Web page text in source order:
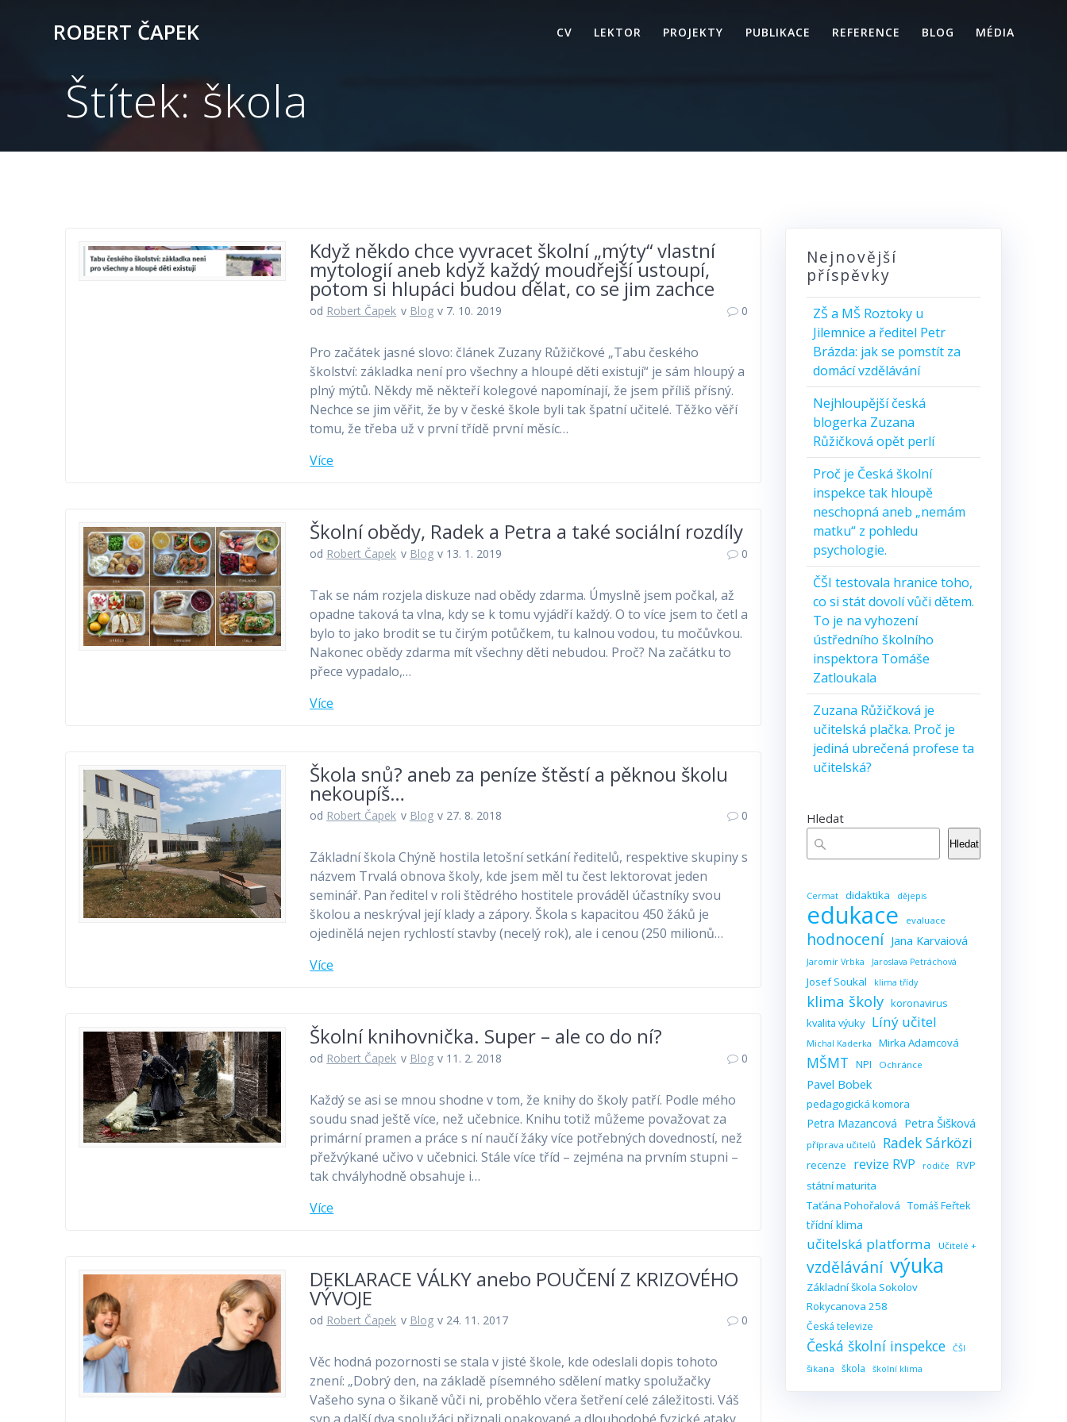
ROBERT ČAPEK CV LEKTOR PROJEKTY PUBLIKACE REFERENCE BLOG MÉDIA
Štítek: škola
Když někdo chce vyvracet školní „mýty“ vlastní
mytologií aneb když každý moudřejší ustoupí,
potom si hlupáci budou dělat, co se jim zachce
od Robert Čapek v Blog v 7. 10. 2019 0
Pro začátek jasné slovo: článek Zuzany Růžičkové „Tabu českého
školství: základka není pro všechny a hloupé děti existují“ je sám hloupý a
plný mýtů. Někdy mě někteří kolegové napomínají, že jsem příliš přísný.
Nechce se jim věřit, že by v české škole byli tak špatní učitelé. Těžko věří
tomu, že třeba už v první třídě první měsíc…
Více
Školní obědy, Radek a Petra a také sociální rozdíly
od Robert Čapek v Blog v 13. 1. 2019 0
Tak se nám rozjela diskuze nad obědy zdarma. Úmyslně jsem počkal, až
opadne taková ta vlna, kdy se k tomu vyjádří každý. O to více jsem to četl a
bylo to jako brodit se tu čirým potůčkem, tu kalnou vodou, tu močůvkou.
Nakonec obědy zdarma mít všechny děti nebudou. Proč? Na začátku to
přece vypadalo,…
Více
Škola snů? aneb za peníze štěstí a pěknou školu
nekoupíš…
od Robert Čapek v Blog v 27. 8. 2018 0
Základní škola Chýně hostila letošní setkání ředitelů, respektive skupiny s
názvem Trvalá obnova školy, kde jsem měl tu čest lektorovat jeden
seminář. Pan ředitel v roli štědrého hostitele prováděl účastníky svou
školou a neskrýval její klady a zápory. Škola s kapacitou 450 žáků je
ojedinělá nejen rychlostí stavby (necelý rok), ale i cenou (250 milionů…
Více
Školní knihovnička. Super – ale co do ní?
od Robert Čapek v Blog v 11. 2. 2018 0
Každý se asi se mnou shodne v tom, že knihy do školy patří. Podle mého
soudu snad ještě více, než učebnice. Knihu totiž můžeme považovat za
primární pramen a práce s ní naučí žáky více potřebných dovedností, než
přežvýkané učivo v učebnici. Stále více tříd – zejména na prvním stupni –
tak chvályhodně obsahuje i…
Více
DEKLARACE VÁLKY anebo POUČENÍ Z KRIZOVÉHO
VÝVOJE
od Robert Čapek v Blog v 24. 11. 2017 0
Věc hodná pozornosti se stala v jisté škole, kde odeslali dopis tohoto
znení: „Dobrý den, na základě písemného sdělení matky spolužačky
Vašeho syna o šikaně vůči ni, proběhlo včera šetření celé záležitosti. Váš
Nejnovější
příspěvky
ZŠ a MŠ Roztoky u
Jilemnice a ředitel Petr
Brázda: jak se pomstít za
domácí vzdělávání
Nejhloupější česká
blogerka Zuzana
Růžičková opět perlí
Proč je Česká školní
inspekce tak hloupě
neschopná aneb „nemám
matku“ z pohledu
psychologie.
ČŠI testovala hranice toho,
co si stát dovolí vůči dětem.
To je na vyhození
ústředního školního
inspektora Tomáše
Zatloukala
Zuzana Růžičková je
učitelská plačka. Proč je
jediná ubrečená profese ta
učitelská?
Hledat
Hledat
Cermat didaktika dějepis
edukace evaluace
hodnocení Jana Karvaiová
Jaromír Vrbka Jaroslava Petráchová
Josef Soukal klima třídy
klima školy koronavirus
kvalita výuky Líný učitel
Michal Kaderka Mirka Adamcová
MŠMT NPI Ochránce
Pavel Bobek
pedagogická komora
Petra Mazancová Petra Šišková
příprava učitelů Radek Sárközi
recenze revize RVP rodiče
RVP
státní maturita
Taťána Pohořalová Tomáš Feřtek
třídní klima
učitelská platforma Učitelé +
vzdělávání výuka
Základní škola Sokolov
Rokycanova 258
Česká televize
Česká školní inspekce ČŠI
šikana škola školní klima